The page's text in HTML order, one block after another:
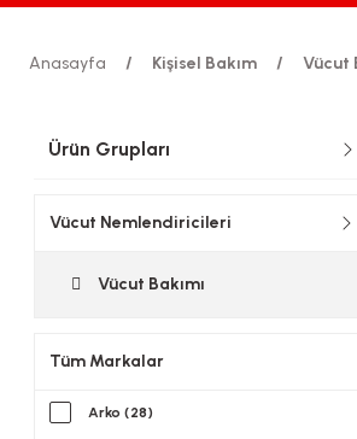
Anasayfa Kişisel Bakım Vücut
Ürün Grupları
Vücut Nemlendiricileri
Vücut Bakımı
Tüm Markalar
Arko (28)